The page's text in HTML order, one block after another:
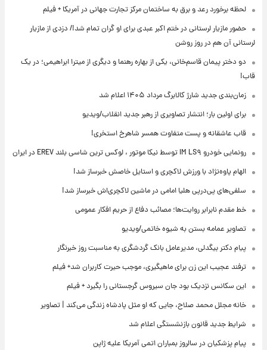
لحظه برخورد رعد و برق به ساختمان مرکز تجارت جهانی در آمریکا + فیلم
حضور مازیار لرستانی در ختم اکبر عبدی برای او گران تمام شد!/ دزدی از مازیار
لرستانی آن هم در روز روشن
دو دختر پیمان قاسم‌خانی، یکی از بهاره رهنما و دیگری از میترا ابراهیمی؛ در یک
قاب!
زمان‌بندی جدید شارژ کالابرگ مرداد ۱۴۰۵ اعلام شد
برای اولین بار؛ انتشار تصاویری از رهبر جدید انقلاب/ویدیو
قاب عاشقانه و پست متفاوت همسر شاهرخ استخری!
رونمایی خودرو IM LS۹ توسط نیکا موتور ، لوکس ترین شاسی بلند EREV در ایران
الهام پاوه‌نژاد با ورزش لاکچری و استایل خاصش خبرساز شد!
سلفی‌های پی‌درپی هلیا امامی در ماشین لاکچری‌اش خبرساز شد!
خط مقدم نابرابر روایت‌ها؛ مصائب دفاع از حریم افکار عمومی
تصاویر عمامه بستن به شیوه خاتمی/ویدیو
پیام دکتر بیگدلی، مدیرعامل بانک گردشگری به مناسبت روز خبرنگار
ترفند عجیب این زن برای ماهیگیری، موجب حیرت کاربران شد+ فیلم
این سکانس نزدیک بود جان سیروس گرجستانی را بگیرد + فیلم
خانه مجلل محمد صلاح، جایی که او مثل پادشاه زندگی می‌کند | تصاویر
شرایط جدید قانون بازنشستگی اعلام شد
پیام پزشکیان در سالروز بمباران اتمی آمریکا علیه ژاپن